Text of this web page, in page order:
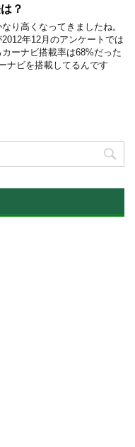
？
り高くなってきましたね。
年12月のアンケートでは
ーナビ搭載率は68%だった
ナビを搭載してるんです